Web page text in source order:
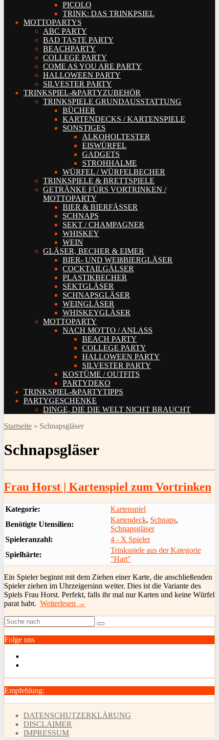
PICOLO
TRINK: DAS TRINKPSIEL
MOTTOPARTYS
ABC PARTY
BAD TASTE PARTY
BEACHPARTY
COLLEGE PARTY
COME AS YOU ARE PARTY
HALLOWEEN PARTY
SILVESTER PARTY
TRINKSPIEL-&PARTYZUBEHÖR
TRINKSPIELE GRUNDAUSSTATTUNG
BÜCHER
KARTENDECKS / KARTENSPIELE
SONSTIGES
ALKOHOLTESTER
EISWÜRFEL
GADGETS
STROHHALME
WÜRFEL / WÜRFELBECHER
TRINKSPIELE & BRETTSPIELE
GETRÄNKE FÜRS VORTRINKEN /
MOTTOPARTY
BIER & BIERFÄSSER
SCHNAPS
SEKT / CHAMPAGNER
WHISKEY
WEIN
GLÄSER, BECHER & EIMER
BIER- UND WEIßBIERGLÄSER
COCKTAILGÄLSER
PLASTIKBECHER
SEKTGLÄSER
SCHNAPSGLÄSER
WEINGLÄSER
WHISKEYGLÄSER
MOTTOPARTY
NACH MOTTO / ANLASS
BEACH PARTY
COLLEGE PARTY
HALLOWEEN PARTY
SILVESTER PARTY
KOSTÜME / OUTFITS
PARTYDEKO
TRINKSPIEL-&PARTYTIPPS
PARTYGESCHENKE
DINGE, DIE DIE WELT NICHT BRAUCHT
Startseite » Schnapsgläser
Schnapsgläser
Frau Horst | Kartenspiel zum Vortrinken
Kategorie:
Kartenspiel
Benötigte Utensilien:
Kartendeck, Schnaps,
Schnapsgläser
Spieleranzahl:
4 - X Spieler
Spielhärte:
Trinkspiele aus der Kategorie
"Hart"
Ein Spieler beginnt mit dem Ziehen einer Karte, die anschließenden
Spieler ziehen im Uhrzeigersinn weiter. Dies ist die Variante des
Spiels Frau Horst. Perfekt, falls ihr mal nur Karten und keine Würfel
parat habt. Weiterlesen →
Folge uns
Empfehlung:
DATENSCHUTZERKLÄRUNG
DISCLAIMER
IMPRESSUM